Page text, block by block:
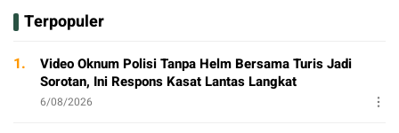
Terpopuler
1.
Video Oknum Polisi Tanpa Helm Bersama Turis Jadi
Sorotan, Ini Respons Kasat Lantas Langkat
6/08/2026